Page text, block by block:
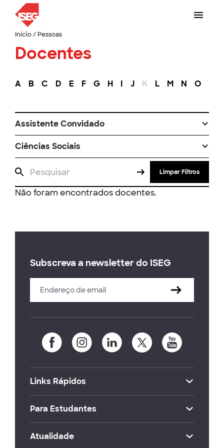
Início/ Pessoas
Docentes
A B C D E F G H I J K L M N O
Assistente Convidado
Ciências Sociais
Limpar Filtros
Não foram encontrados docentes.
Subscreva a newsletter do ISEG
Links Rápidos
Para Estudantes
Atualidade